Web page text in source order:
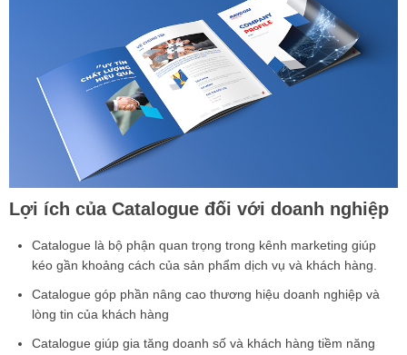
Lợi ích của Catalogue đối với doanh nghiệp
Catalogue là bộ phận quan trọng trong kênh marketing giúp
kéo gần khoảng cách của sản phẩm dịch vụ và khách hàng.
Catalogue góp phần nâng cao thương hiệu doanh nghiệp và
lòng tin của khách hàng
Catalogue giúp gia tăng doanh số và khách hàng tiềm năng